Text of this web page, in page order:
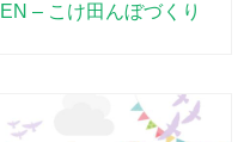
– こけ田んぼづくり